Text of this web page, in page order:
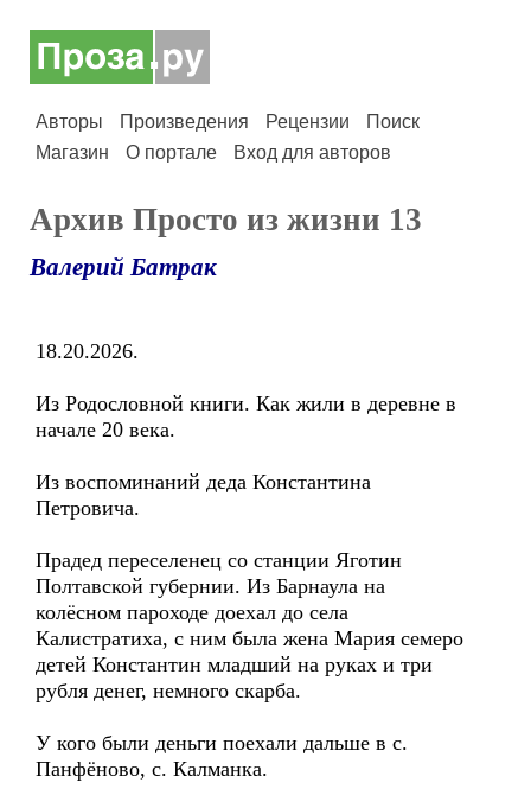
Авторы Произведения Рецензии
Поиск
Магазин
О портале Вход для авторов
Архив Просто из жизни 13
Валерий Батрак
18.20.2026.
Из Родословной книги. Как жили в деревне в
начале 20 века.
Из воспоминаний деда Константина
Петровича.
Прадед переселенец со станции Яготин
Полтавской губернии. Из Барнаула на
колёсном пароходе доехал до села
Калистратиха, с ним была жена Мария семеро
детей Константин младший на руках и три
рубля денег, немного скарба.
У кого были деньги поехали дальше в с.
Панфёново, с. Калманка.